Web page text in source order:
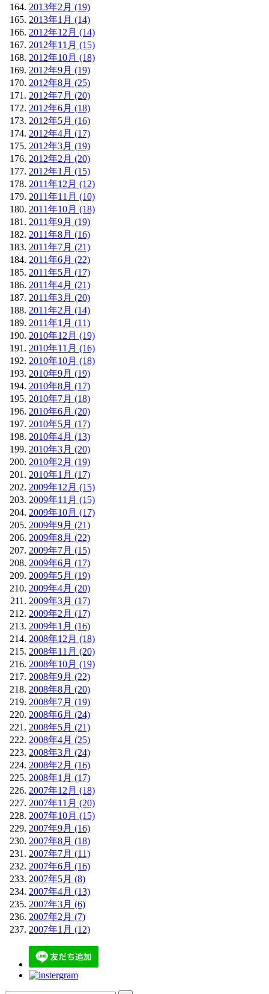
2013年2月 (19)
2013年1月 (14)
2012年12月 (14)
2012年11月 (15)
2012年10月 (18)
2012年9月 (19)
2012年8月 (25)
2012年7月 (20)
2012年6月 (18)
2012年5月 (16)
2012年4月 (17)
2012年3月 (19)
2012年2月 (20)
2012年1月 (15)
2011年12月 (12)
2011年11月 (10)
2011年10月 (18)
2011年9月 (19)
2011年8月 (16)
2011年7月 (21)
2011年6月 (22)
2011年5月 (17)
2011年4月 (21)
2011年3月 (20)
2011年2月 (14)
2011年1月 (11)
2010年12月 (19)
2010年11月 (16)
2010年10月 (18)
2010年9月 (19)
2010年8月 (17)
2010年7月 (18)
2010年6月 (20)
2010年5月 (17)
2010年4月 (13)
2010年3月 (20)
2010年2月 (19)
2010年1月 (17)
2009年12月 (15)
2009年11月 (15)
2009年10月 (17)
2009年9月 (21)
2009年8月 (22)
2009年7月 (15)
2009年6月 (17)
2009年5月 (19)
2009年4月 (20)
2009年3月 (17)
2009年2月 (17)
2009年1月 (16)
2008年12月 (18)
2008年11月 (20)
2008年10月 (19)
2008年9月 (22)
2008年8月 (20)
2008年7月 (19)
2008年6月 (24)
2008年5月 (21)
2008年4月 (25)
2008年3月 (24)
2008年2月 (16)
2008年1月 (17)
2007年12月 (18)
2007年11月 (20)
2007年10月 (15)
2007年9月 (16)
2007年8月 (18)
2007年7月 (11)
2007年6月 (16)
2007年5月 (8)
2007年4月 (13)
2007年3月 (6)
2007年2月 (7)
2007年1月 (12)